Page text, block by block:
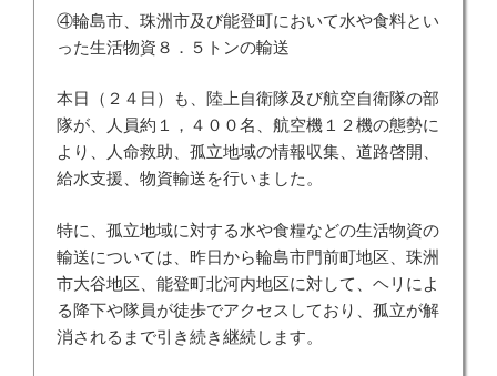
④輪島市、珠洲市及び能登町において水や食料とい
った生活物資８．５トンの輸送
本日（２４日）も、陸上自衛隊及び航空自衛隊の部
隊が、人員約１，４００名、航空機１２機の態勢に
より、人命救助、孤立地域の情報収集、道路啓開、
給水支援、物資輸送を行いました。
特に、孤立地域に対する水や食糧などの生活物資の
輸送については、昨日から輪島市門前町地区、珠洲
市大谷地区、能登町北河内地区に対して、ヘリによ
る降下や隊員が徒歩でアクセスしており、孤立が解
消されるまで引き続き継続します。